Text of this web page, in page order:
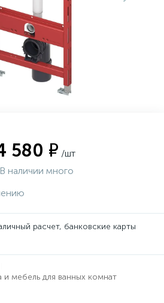
580 ₽ /шт
В наличии много
расчет, банковские карты
и мебель для ванных комнат